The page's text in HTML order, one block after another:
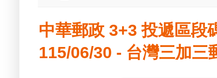
中華郵政 3+3 投遞區段
115/06/30 - 台灣三加三